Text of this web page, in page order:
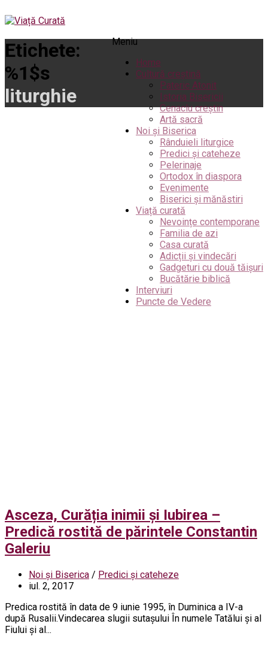
Meniu
Home
Cultură creștină
Pateric Atonit
Istoria Bisericii
Cenaclu creștin
Artă sacră
Noi și Biserica
Rânduieli liturgice
Predici și cateheze
Pelerinaje
Ortodox în diaspora
Evenimente
Biserici și mănăstiri
Viață curată
Nevoințe contemporane
Familia de azi
Casa curată
Adicții și vindecări
Gadgeturi cu două tăișuri
Bucătărie biblică
Interviuri
Puncte de Vedere
Etichete:
%1$s
liturghie
Asceza, Curăția inimii și Iubirea –
Predică rostită de părintele Constantin
Galeriu
Noi și Biserica / Predici și cateheze
iul. 2, 2017
Predica rostită în data de 9 iunie 1995, în Duminica a IV-a
după Rusalii.Vindecarea slugii sutaşului În numele Tatălui şi al
Fiului şi al...